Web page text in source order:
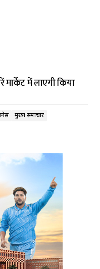
में लाएगी किया
मुख्य समाचार